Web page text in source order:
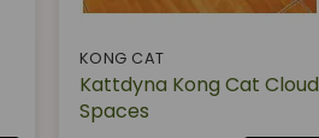
KONG CAT
Kattdyna Kong Cat Cloud
Spaces